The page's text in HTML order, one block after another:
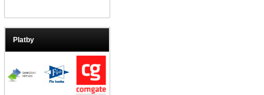
Platby